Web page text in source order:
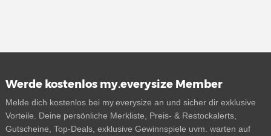
Werde kostenlos my.everysize Member
Melde dich kostenlos bei my.everysize an und sicher dir exklusive
Vorteile. Deine persönliche Merkliste, Preis- & Restockalerts,
Gutscheine, Top-Deals, exklusive Gewinnspiele uvm. warten auf